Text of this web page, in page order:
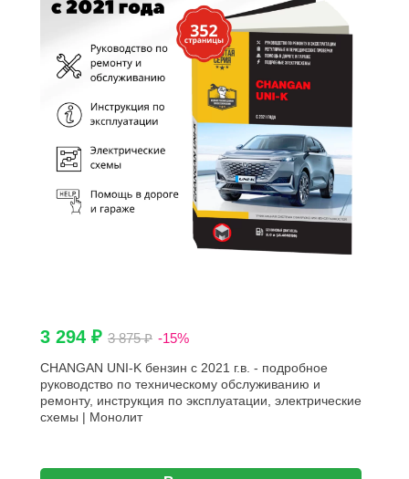
3 294 ₽ 3 875 ₽ -15%
CHANGAN UNI-K бензин с 2021 г.в. - подробное
руководство по техническому обслуживанию и
ремонту, инструкция по эксплуатации, электрические
схемы | Монолит